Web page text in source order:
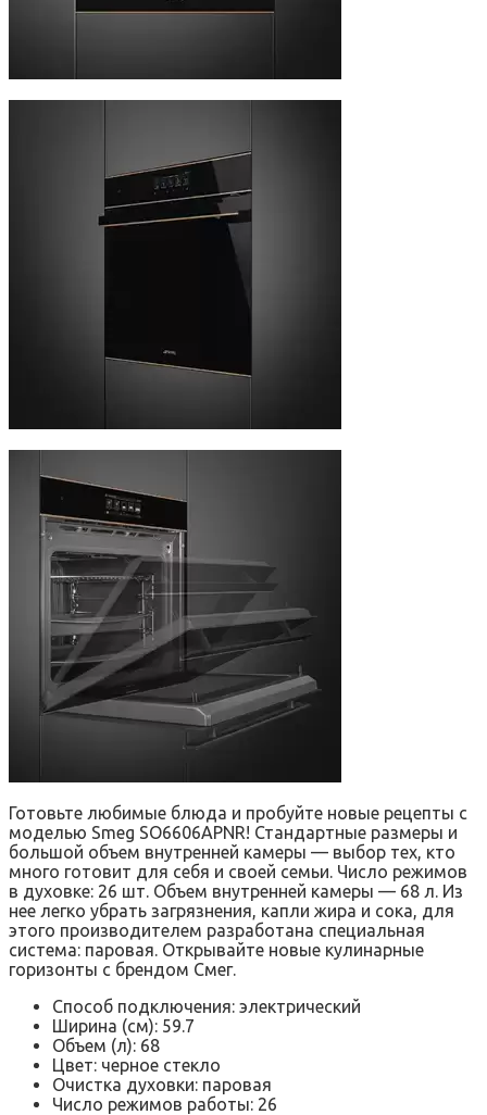
Готовьте любимые блюда и пробуйте новые рецепты с
моделью Smeg SO6606APNR! Стандартные размеры и
большой объем внутренней камеры — выбор тех, кто
много готовит для себя и своей семьи. Число режимов
в духовке: 26 шт. Объем внутренней камеры — 68 л. Из
нее легко убрать загрязнения, капли жира и сока, для
этого производителем разработана специальная
система: паровая. Открывайте новые кулинарные
горизонты с брендом Смег.
Способ подключения: электрический
Ширина (см): 59.7
Объем (л): 68
Цвет: черное стекло
Очистка духовки: паровая
Число режимов работы: 26